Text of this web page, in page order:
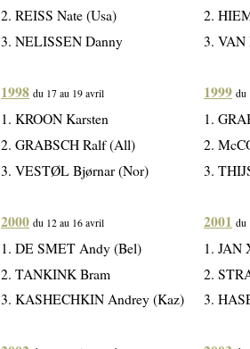
2. REISS Nate (Usa)
3. NELISSEN Danny
1998 du 17 au 19 avril
1. KROON Karsten
2. GRABSCH Ralf (All)
3. VESTØL Bjørnar (Nor)
2000 du 12 au 16 avril
1. DE SMET Andy (Bel)
2. TANKINK Bram
3. KASHECHKIN Andrey (Kaz)
2.
3.
1999 du
1.
2.
3.
2001 du
1. JAN
2.
3.